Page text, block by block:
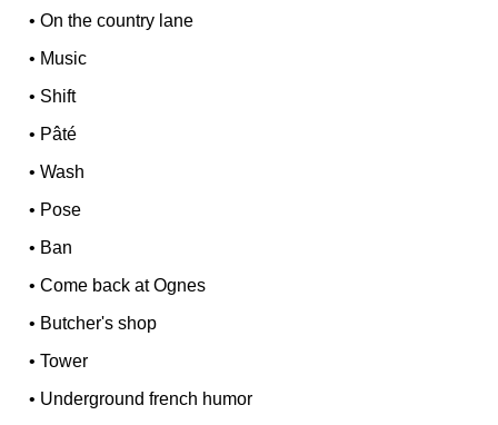
•On the country lane
• Music
• Shift
• Pâté
•Wash
• Pose
• Ban
•Come back at Ognes
• Butcher's shop
•Tower
• Underground french humor